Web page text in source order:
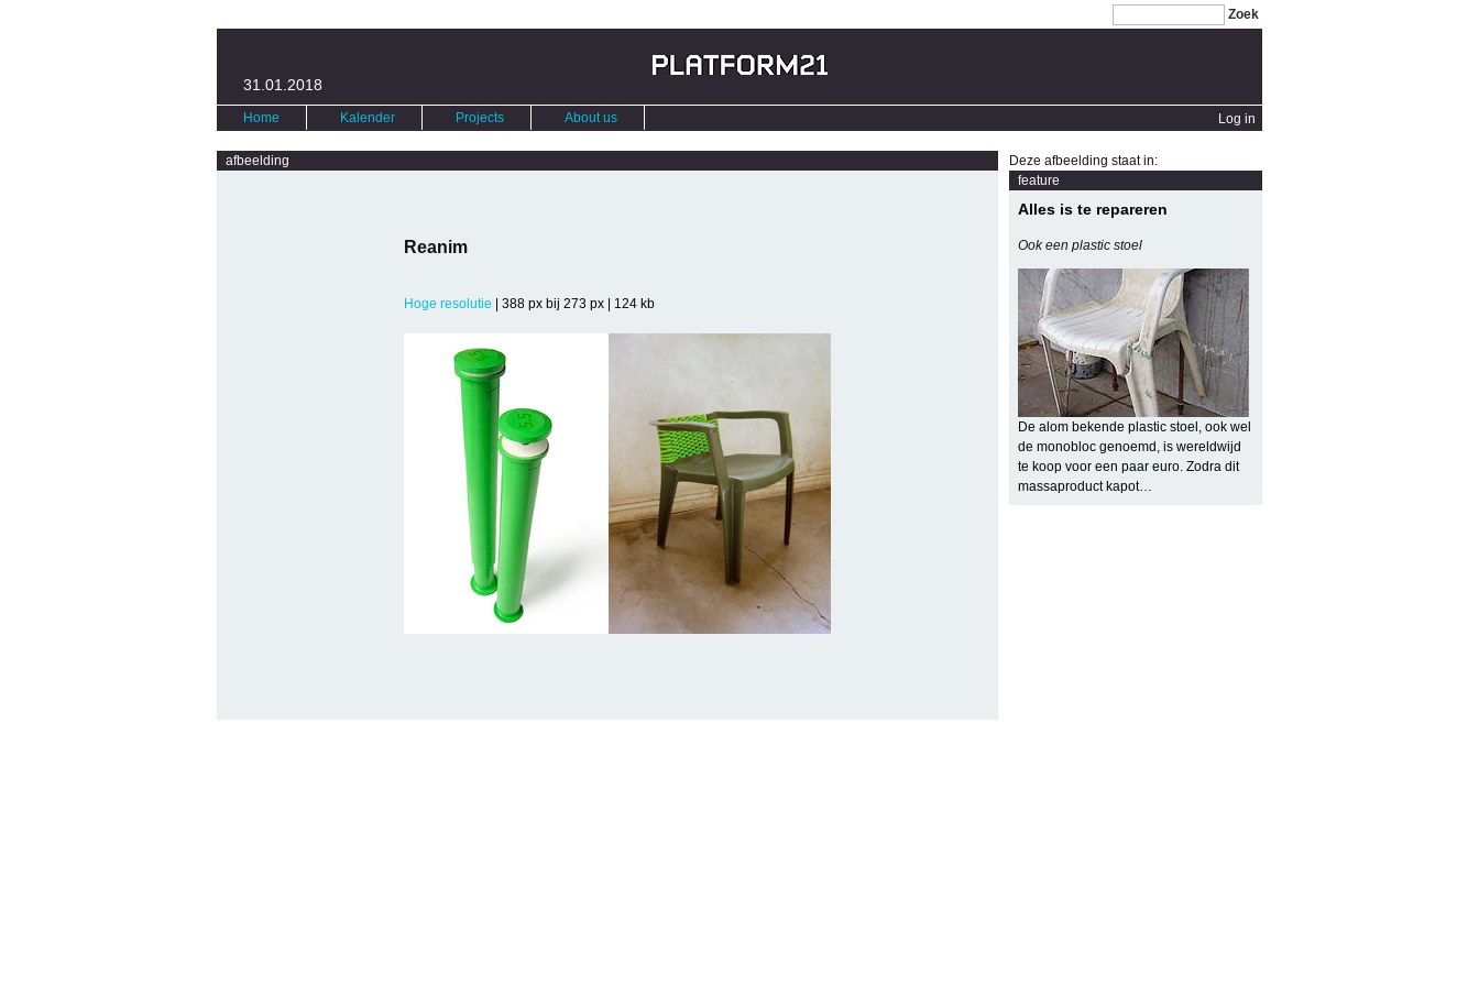
Zoek
31.01.2018
Home Kalender Projects About us Log in
afbeelding
Reanim
Hoge resolutie | 388 px bij 273 px | 124 kb
Deze afbeelding staat in:
feature
Alles is te repareren
Ook een plastic stoel
De alom bekende plastic stoel, ook wel
de monobloc genoemd, is wereldwijd
te koop voor een paar euro. Zodra dit
massaproduct kapot…